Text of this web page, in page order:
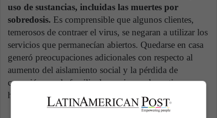
uso de sustancias, incluidas las muertes por
sobredosis. Es comprensible que algunos clientes,
temerosos de contraer el virus, se negaran a utilizar los
servicios que permanecían abiertos. Quedarse en casa
generó preocupaciones adicionales con respecto al
aumento del aislamiento social y la pérdida de
conexión con la familia, los amigos y las rutinas
habituales.